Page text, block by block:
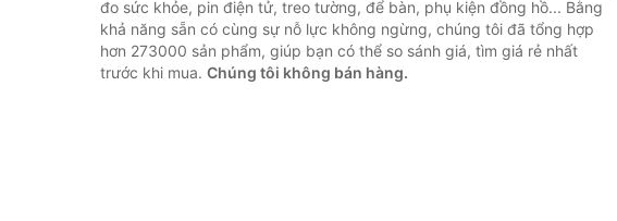
đo sức khỏe, pin điện tử, treo tường, để bàn, phụ kiện đồng hồ... Bằng
khả năng sẵn có cùng sự nỗ lực không ngừng, chúng tôi đã tổng hợp
hơn 273000 sản phẩm, giúp bạn có thể so sánh giá, tìm giá rẻ nhất
trước khi mua. Chúng tôi không bán hàng.